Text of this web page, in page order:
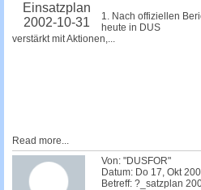
Einsatzplan
2002-10-31
1. Nach offiziellen
heute in DUS
verstärkt mit Aktionen,...
Read more...
Von: "DUSFOR"
Datum: Do 17, Okt
Betreff: ?_satzplan